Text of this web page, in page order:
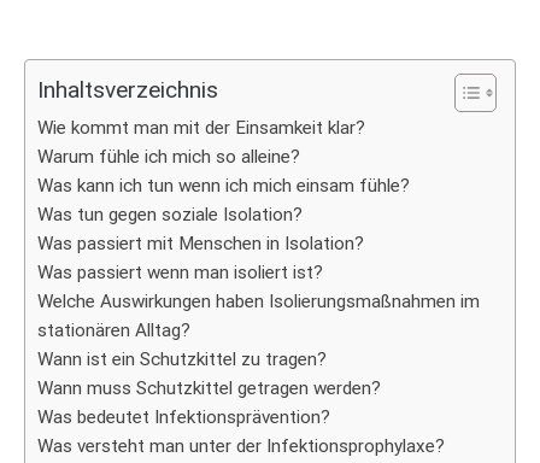
Inhaltsverzeichnis
Wie kommt man mit der Einsamkeit klar?
Warum fühle ich mich so alleine?
Was kann ich tun wenn ich mich einsam fühle?
Was tun gegen soziale Isolation?
Was passiert mit Menschen in Isolation?
Was passiert wenn man isoliert ist?
Welche Auswirkungen haben Isolierungsmaßnahmen im
stationären Alltag?
Wann ist ein Schutzkittel zu tragen?
Wann muss Schutzkittel getragen werden?
Was bedeutet Infektionsprävention?
Was versteht man unter der Infektionsprophylaxe?